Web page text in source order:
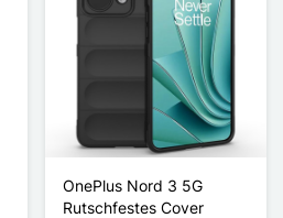
OnePlus Nord 3 5G
Rutschfestes Cover